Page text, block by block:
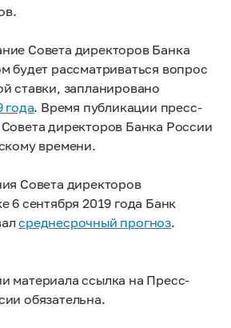
Совета директоров Банка
будет рассматриваться вопрос
ставки, запланировано
года. Время публикации пресс-
директоров Банка России
времени.
Совета директоров
6 сентября 2019 года Банк
среднесрочный прогноз.
материала ссылка на Пресс-
обязательна.